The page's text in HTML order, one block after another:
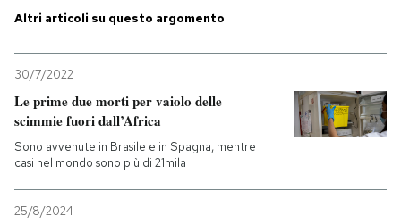
Economia
PODCAST
NEWSLETTER
Altri articoli su questo argomento
30/7/2022
Le prime due morti per vaiolo delle
scimmie fuori dall’Africa
Sono avvenute in Brasile e in Spagna, mentre i
casi nel mondo sono più di 21mila
25/8/2024